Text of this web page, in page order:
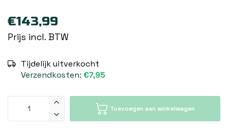
€143,99
Prijs incl. BTW
Tijdelijk uitverkocht
Verzendkosten: €7,95
Toevoegen aan winkelwagen